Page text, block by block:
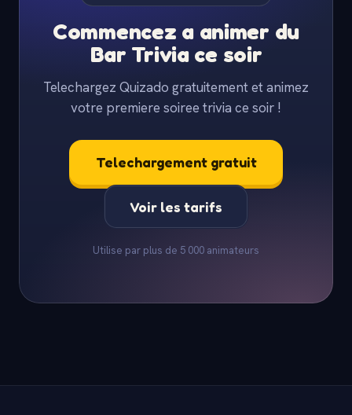
Commencez a animer du
Bar Trivia ce soir
Telechargez Quizado gratuitement et animez
votre premiere soiree trivia ce soir !
Telechargement gratuit
Voir les tarifs
Utilise par plus de 5 000 animateurs